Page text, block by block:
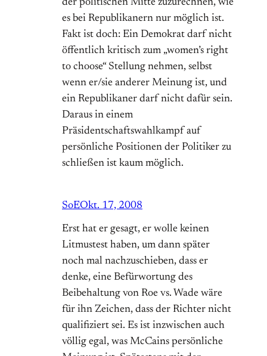
der politischen Mitte zuzurechnen, wie
es bei Republikanern nur möglich ist.
Fakt ist doch: Ein Demokrat darf nicht
öffentlich kritisch zum „women’s right
to choose“ Stellung nehmen, selbst
wenn er/sie anderer Meinung ist, und
ein Republikaner darf nicht dafür sein.
Daraus in einem
Präsidentschaftswahlkampf auf
persönliche Positionen der Politiker zu
schließen ist kaum möglich.
SoEOkt. 17, 2008
Erst hat er gesagt, er wolle keinen
Litmustest haben, um dann später
noch mal nachzuschieben, dass er
denke, eine Befürwortung des
Beibehaltung von Roe vs. Wade wäre
für ihn Zeichen, dass der Richter nicht
qualifiziert sei. Es ist inzwischen auch
völlig egal, was McCains persönliche